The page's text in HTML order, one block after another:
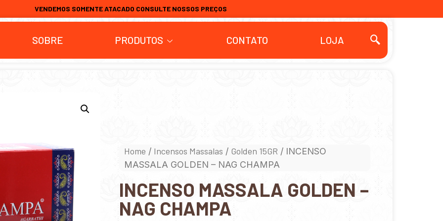
VENDEMOS SOMENTE ATACADO CONSULTE NOSSOS PREÇOS
SOBRE PRODUTOS CONTATO LOJA
Home / Incensos Massalas / Golden 15GR / INCENSO
MASSALA GOLDEN – NAG CHAMPA
INCENSO MASSALA GOLDEN –
NAG CHAMPA